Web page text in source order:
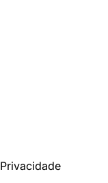
Privacidade